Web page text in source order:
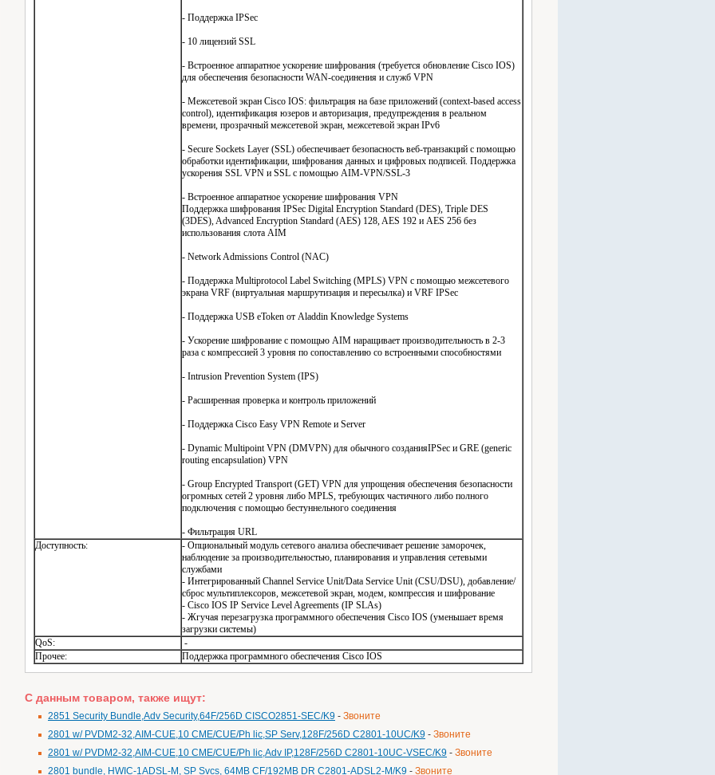
- Поддержка IPSec
- 10 лицензий SSL
- Встроенное аппаратное ускорение шифрования (требуется обновление Cisco IOS)
для обеспечения безопасности WAN-соединения и служб VPN
- Межсетевой экран Cisco IOS: фильтрация на базе приложений (context-based access
control), идентификация юзеров и авторизация, предупреждения в реальном
времени, прозрачный межсетевой экран, межсетевой экран IPv6
- Secure Sockets Layer (SSL) обеспечивает безопасность веб-транзакций с помощью
обработки идентификации, шифрования данных и цифровых подписей. Поддержка
ускорения SSL VPN и SSL с помощью AIM-VPN/SSL-3
- Встроенное аппаратное ускорение шифрования VPN
Поддержка шифрования IPSec Digital Encryption Standard (DES), Triple DES
(3DES), Advanced Encryption Standard (AES) 128, AES 192 и AES 256 без
использования слота AIM
- Network Admissions Control (NAC)
- Поддержка Multiprotocol Label Switching (MPLS) VPN с помощью межсетевого
экрана VRF (виртуальная маршрутизация и пересылка) и VRF IPSec
- Поддержка USB eToken от Aladdin Knowledge Systems
- Ускорение шифрование с помощью AIM наращивает производительность в 2-3
раза с компрессией 3 уровня по сопоставлению со встроенными способностями
- Intrusion Prevention System (IPS)
- Расширенная проверка и контроль приложений
- Поддержка Cisco Easy VPN Remote и Server
- Dynamic Multipoint VPN (DMVPN) для обычного созданияIPSec и GRE (generic
routing encapsulation) VPN
- Group Encrypted Transport (GET) VPN для упрощения обеспечения безопасности
огромных сетей 2 уровня либо MPLS, требующих частичного либо полного
подключения с помощью бестуннельного соединения
- Фильтрация URL
Доступность:
- Опциональный модуль сетевого анализа обеспечивает решение заморочек,
наблюдение за производительностью, планирования и управления сетевыми
службами
- Интегрированный Channel Service Unit/Data Service Unit (CSU/DSU), добавление/
сброс мультиплексоров, межсетевой экран, модем, компрессия и шифрование
- Cisco IOS IP Service Level Agreements (IP SLAs)
- Жгучая перезагрузка программного обеспечения Cisco IOS (уменьшает время
загрузки системы)
QoS:
-
Прочее:
Поддержка программного обеспечения Cisco IOS
С данным товаром, также ищут:
2851 Security Bundle,Adv Security,64F/256D CISCO2851-SEC/K9 - Звоните
2801 w/ PVDM2-32,AIM-CUE,10 CME/CUE/Ph lic,SP Serv,128F/256D C2801-10UC/K9 - Звоните
2801 w/ PVDM2-32,AIM-CUE,10 CME/CUE/Ph lic,Adv IP,128F/256D C2801-10UC-VSEC/K9 - Звоните
2801 bundle, HWIC-1ADSL-M, SP Svcs, 64MB CF/192MB DR C2801-ADSL2-M/K9 - Звоните